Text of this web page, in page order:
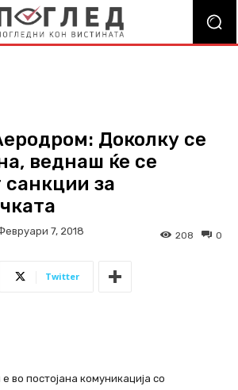
Доколку се
веднаш ќе се
санкции за
7, 2018 0
208
Twitter
постојана комуникација со